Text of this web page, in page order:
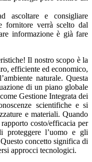
ascoltare e consigliare
fornitore verrà scelto dal
informazione è già fare
Il nostro scopo è la
efficiente ed economico,
naturale. Questa
di un piano globale
Gestione Integrata dei
scientifiche e si
e materiali. Quando
costo/efficacia per
proteggere l’uomo e gli
concetto significa di
approcci tecnologici.